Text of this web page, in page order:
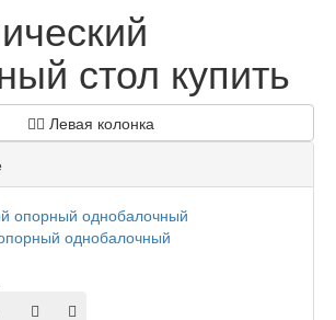
стол купить
Левая колонка
однобалочный